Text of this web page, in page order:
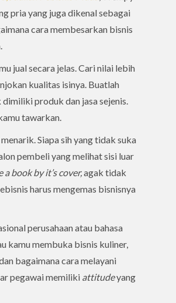
pria yang juga dikenal sebagai
cara membesarkan bisnis
jual secara jelas. Cari nilai lebih
kualitas isinya. Buatlah
produk dan jasa sejenis.
tawarkan.
Siapa sih yang tidak suka
pembeli yang melihat sisi luar
a book by it’s cover,agak tidak
harus mengemas bisnisnya
perusahaan atau bahasa
kamu membuka bisnis kuliner,
bagaimana cara melayani
pegawai memiliki attitudeyang